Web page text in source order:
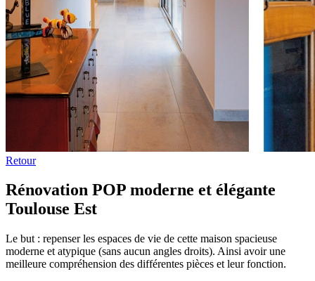
Retour
Rénovation POP moderne et élégante
Toulouse Est
Le but : repenser les espaces de vie de cette maison spacieuse
moderne et atypique (sans aucun angles droits). Ainsi avoir une
meilleure compréhension des différentes pièces et leur fonction.